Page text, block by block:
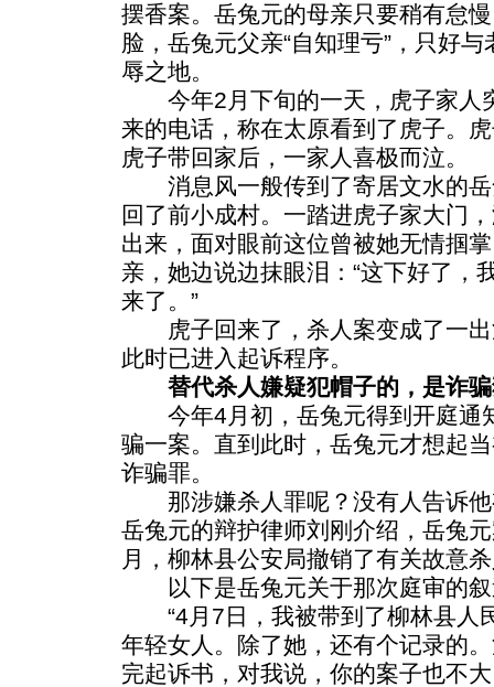
摆香案。岳兔元的母亲只要稍有怠
脸，岳兔元父亲“自知理亏”，只好
辱之地。
今年2月下旬的一天，虎子家人
来的电话，称在太原看到了虎子。
虎子带回家后，一家人喜极而泣。
消息风一般传到了寄居文水的岳
回了前小成村。一踏进虎子家大门
出来，面对眼前这位曾被她无情掴
亲，她边说边抹眼泪：“这下好了，
来了。”
虎子回来了，杀人案变成了一出
此时已进入起诉程序。
替代杀人嫌疑犯帽子的，是诈骗
今年4月初，岳兔元得到开庭通
骗一案。直到此时，岳兔元才想
诈骗罪。
那涉嫌杀人罪呢？没有人告诉他
岳兔元的辩护律师刘刚介绍，岳兔
月，柳林县公安局撤销了有关故意
以下是岳兔元关于那次庭审的叙
“4月7日，我被带到了柳林县人
年轻女人。除了她，还有个记录的
完起诉书，对我说，你的案子也不